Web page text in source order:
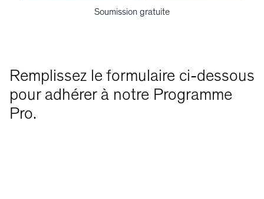
Soumission gratuite
Remplissez le formulaire ci-dessous
pour adhérer à notre Programme
Pro.